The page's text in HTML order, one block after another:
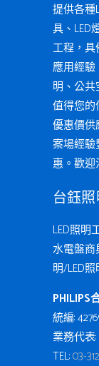
提供各種
具、LED
工程，具
應用經
明、公
值得您的
優惠價供
案場經驗
惠。歡迎
台鈺
LED照明
水電盤商
明/LED
PHILIPS
統編:
業務代表
TEL:03-